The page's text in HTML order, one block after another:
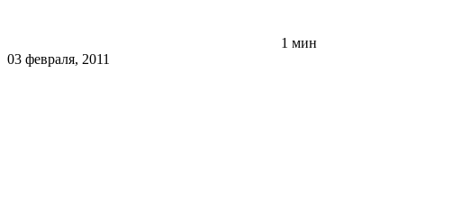
1 мин
03 февраля, 2011